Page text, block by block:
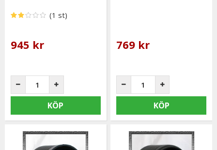
(1 st)
945 kr
KÖP
769 kr
KÖP